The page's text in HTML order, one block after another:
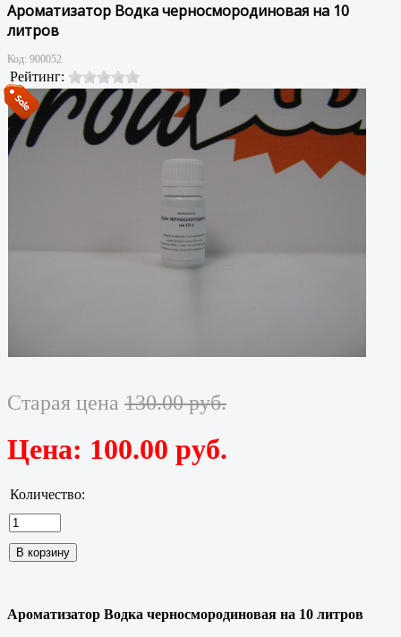
Ароматизатор Водка черносмородиновая на 10
литров
Код: 900052
Рейтинг:
Старая цена 130.00 руб.
Цена: 100.00 руб.
Количество:
Ароматизатор Водка черносмородиновая на 10 литров